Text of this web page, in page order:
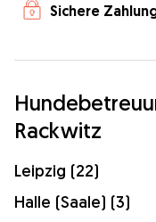
Sichere
Rackwitz
Leipzig (22)
Halle (Saale) (3)